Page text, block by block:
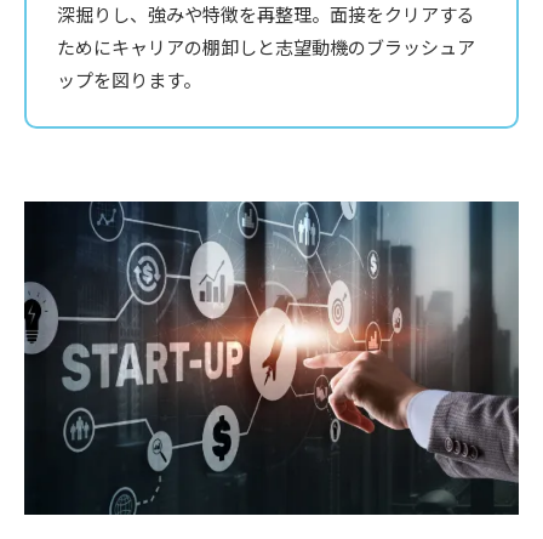
深掘りし、強みや特徴を再整理。面接をクリアする
ためにキャリアの棚卸しと志望動機のブラッシュア
ップを図ります。